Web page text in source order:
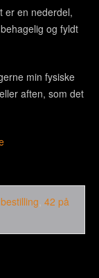
er en nederdel,
og fyldt
min fysiske
aften, som det
42 på